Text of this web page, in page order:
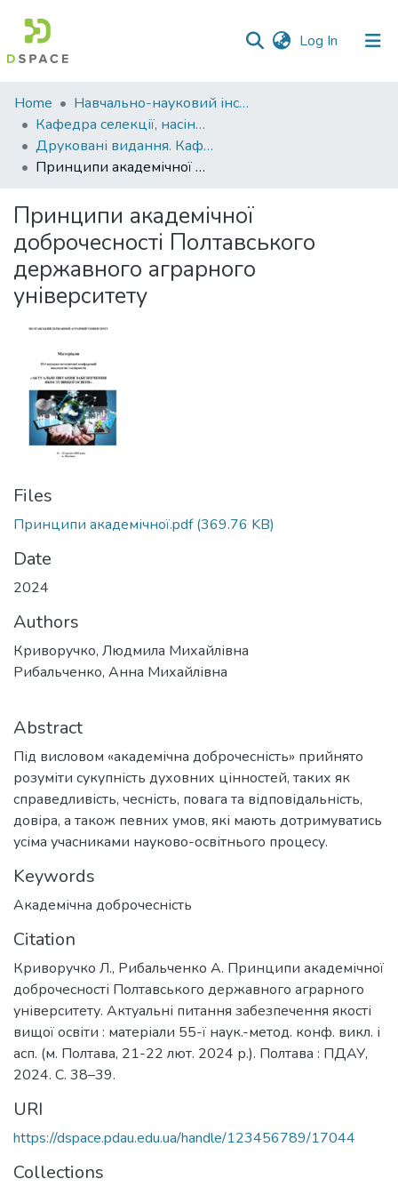
Log In (current)
Communities
&
Collections
All of DSpace
Statistics
Home
Навчально-науковий інститут агротехнологій, селекції та екології
Кафедра селекції, насінництва і генетики
Друковані видання. Кафедра селекції, насінництва і генетики
Принципи академічної доброчесності Полтавського державного аграрного університету
Принципи академічної
доброчесності Полтавського
державного аграрного
університету
Files
Принципи академічної.pdf(369.76 KB)
Date
2024
Authors
Криворучко, Людмила Михайлівна
Рибальченко, Анна Михайлівна
Abstract
Під висловом «академічна доброчесність» прийнято
розуміти сукупність духовних цінностей, таких як
справедливість, чесність, повага та відповідальність,
довіра, а також певних умов, які мають дотримуватись
усіма учасниками науково-освітнього процесу.
Keywords
Академічна доброчесність
Citation
Криворучко Л., Рибальченко А. Принципи академічної
доброчесності Полтавського державного аграрного
університету. Актуальні питання забезпечення якості
вищої освіти : матеріали 55-ї наук.-метод. конф. викл. і
асп. (м. Полтава, 21-22 лют. 2024 р.). Полтава : ПДАУ,
2024. С. 38–39.
URI
https://dspace.pdau.edu.ua/handle/123456789/17044
Collections